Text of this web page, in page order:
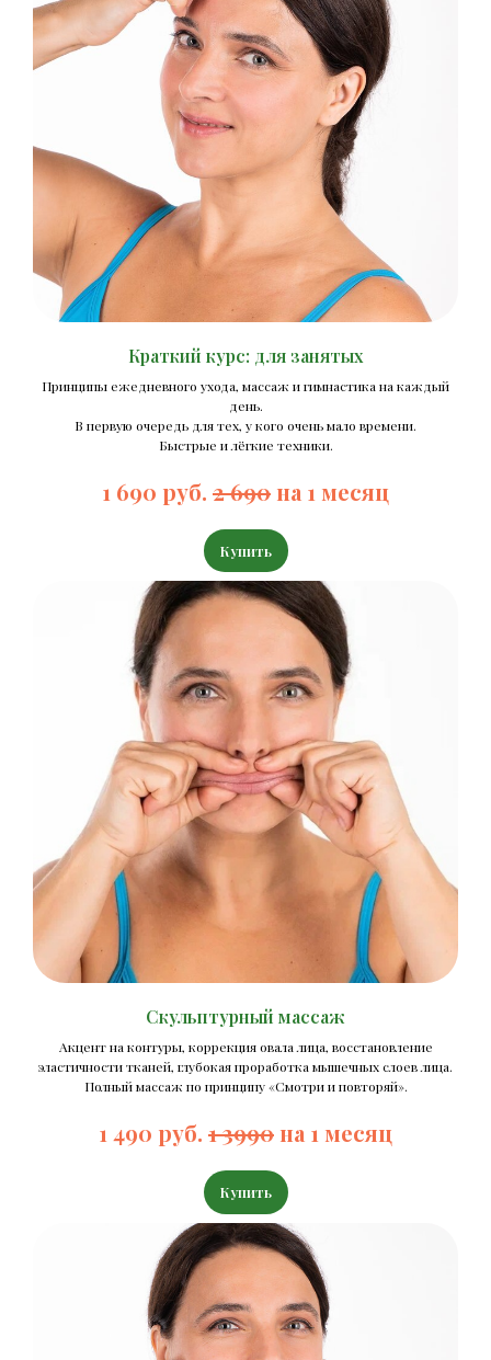
Краткий курс: для занятых
Принципы ежедневного ухода, массаж и гимнастика на каждый
день.
В первую очередь для тех, у кого очень мало времени.
Быстрые и лёгкие техники.
1 690 руб. 2 690 на 1 месяц
Купить
Скульптурный массаж
Акцент на контуры, коррекция овала лица, восстановление
эластичности тканей, глубокая проработка мышечных слоев лица.
Полный массаж по принципу «Смотри и повторяй».
1 490 руб. 1 3990 на 1 месяц
Купить